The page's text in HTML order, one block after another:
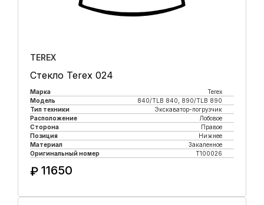
TEREX
Стекло Terex 024
Марка
Terex
Модель
840/TLB 840, 890/TLB 890
Тип техники
Экскаватор-погрузчик
Расположение
Лобовое
Сторона
Правое
Позиция
Нижнее
Материал
Закаленное
Оригинальный номер
T100026
₽ 11650